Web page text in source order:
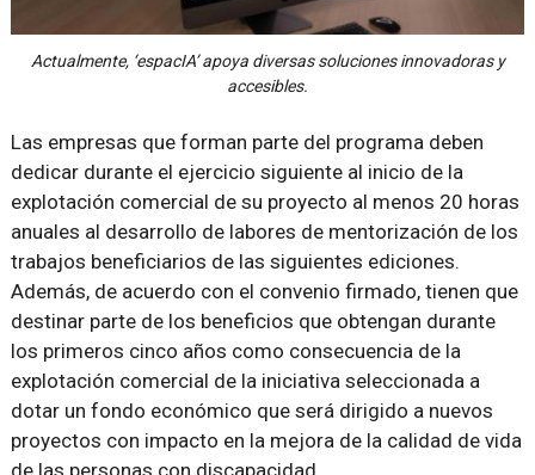
Actualmente, ‘espacIA’ apoya diversas soluciones innovadoras y
accesibles.
Las empresas que forman parte del programa deben
dedicar durante el ejercicio siguiente al inicio de la
explotación comercial de su proyecto al menos 20 horas
anuales al desarrollo de labores de mentorización de los
trabajos beneficiarios de las siguientes ediciones.
Además, de acuerdo con el convenio firmado, tienen que
destinar parte de los beneficios que obtengan durante
los primeros cinco años como consecuencia de la
explotación comercial de la iniciativa seleccionada a
dotar un fondo económico que será dirigido a nuevos
proyectos con impacto en la mejora de la calidad de vida
de las personas con discapacidad.